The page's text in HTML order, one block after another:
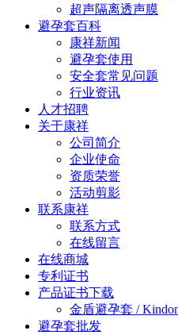
超声隔离透声膜
避孕套百科
康祥新闻
避孕套使用
安全套常见问题
行业资讯
人才招聘
关于康祥
公司简介
企业使命
资质荣誉
活动剪影
联系康祥
联系方式
在线留言
在线商城
专利证书
产品证书下载
金盾避孕套 /
避孕套批发